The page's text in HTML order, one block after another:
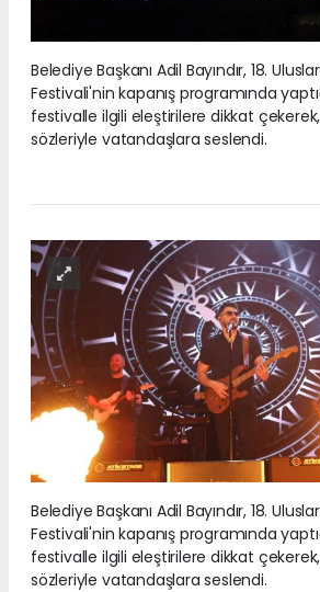
Belediye Başkanı Adil Bayındır, 18.
Festivali'nin kapanış programında
festivalle ilgili eleştirilere dikkat
sözleriyle vatandaşlara seslendi.
Belediye Başkanı Adil Bayındır, 18.
Festivali'nin kapanış programında
festivalle ilgili eleştirilere dikkat
sözleriyle vatandaşlara seslendi.